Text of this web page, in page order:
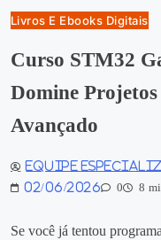
Livros E Ebooks Digitais
Curso STM32
Domine
Avançado
Equipe
02/06/2026
0 8
Se você já tentou